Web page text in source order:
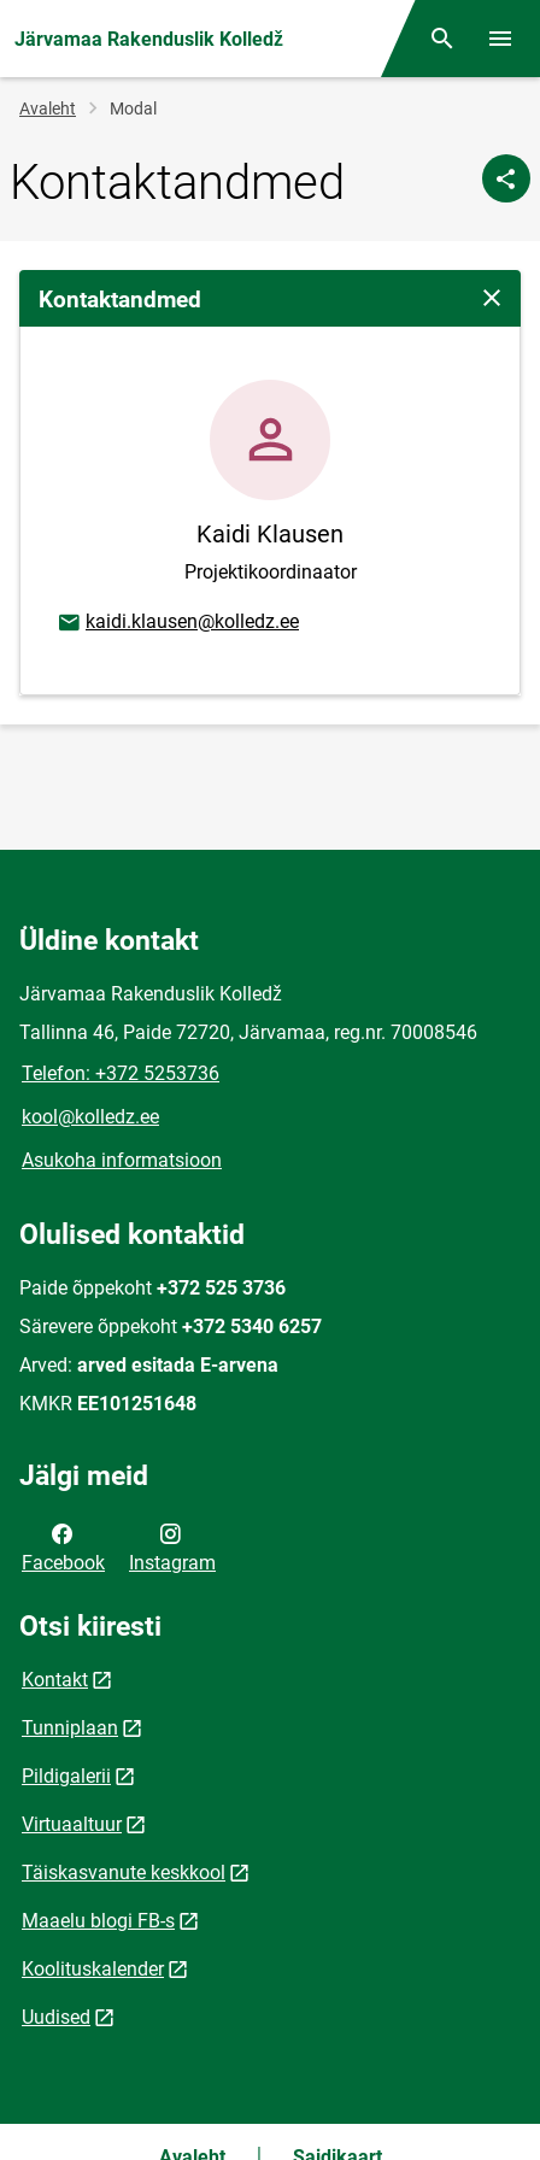
Järvamaa Rakenduslik Kolledž Otsing
Jälglink
Avaleht Modal
Kontaktandmed
Kontaktandmed Sulge
Kaidi Klausen
Projektikoordinaator
E-posti aadress
kaidi.klausen@kolledz.ee
Üldine kontakt
Järvamaa Rakenduslik Kolledž
Tallinna 46, Paide 72720, Järvamaa, reg.nr. 70008546
Telefon: +372 5253736
kool@kolledz.ee
Asukoha informatsioon
Olulised kontaktid
Paide õppekoht +372 525 3736
Särevere õppekoht +372 5340 6257
Arved: arved esitada E-arvena
KMKR EE101251648
Jälgi meid
Facebook Instagram
Otsi kiiresti
Kontakt
Tunniplaan
Pildigalerii
Virtuaaltuur
Täiskasvanute keskkool
Maaelu blogi FB-s
Koolituskalender
Uudised